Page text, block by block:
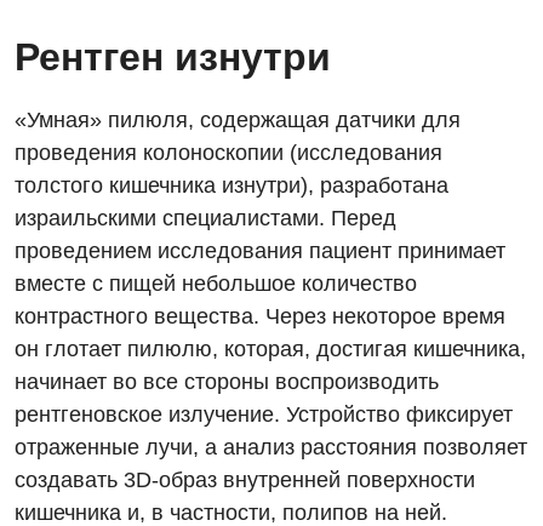
Вакансии
Мероприятия БПР
Интернатура
Энциклопедия
Программа лояльности
Видео
Диагностика
Ангиографические исследования
Диагностическое отделение
Инструментальная диагностика
Компьютерная томография
Магнитно-резонансная томография
Гинекологическое отделение
Диагностическое отделение
Дневной стационар
Онкологическое отделение
Отдел госпитализации
Рентген изнутри
«Умная» пилюля, содержащая датчики для
проведения колоноскопии (исследования
толстого кишечника изнутри), разработана
израильскими специалистами. Перед
проведением исследования пациент принимает
вместе с пищей небольшое количество
контрастного вещества. Через некоторое время
он глотает пилюлю, которая, достигая кишечника,
начинает во все стороны воспроизводить
рентгеновское излучение. Устройство фиксирует
отраженные лучи, а анализ расстояния позволяет
создавать 3D-образ внутренней поверхности
кишечника и, в частности, полипов на ней.